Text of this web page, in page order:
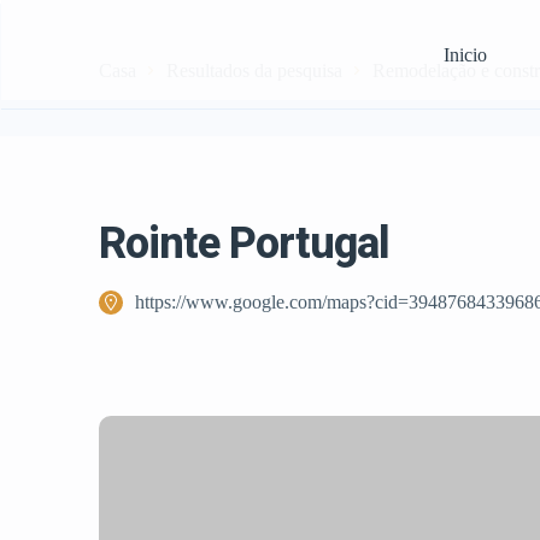
Inicio
Remodelação e
Rointe Portugal
https://www.google.com/